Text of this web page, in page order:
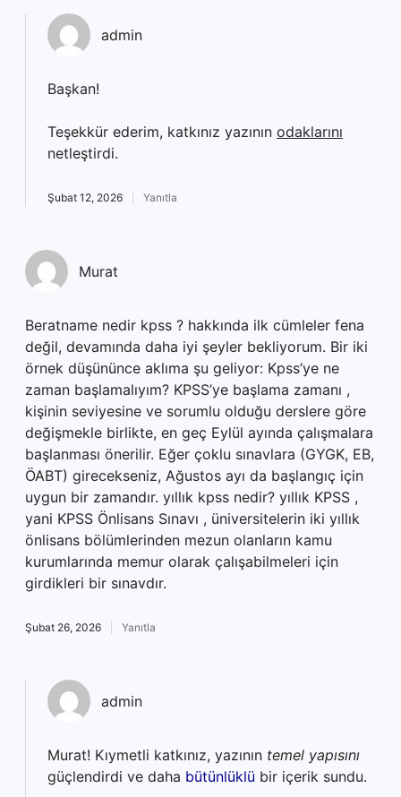
admin
Başkan!
Teşekkür ederim, katkınız yazının odaklarını
netleştirdi.
Şubat 12, 2026 Yanıtla
Murat
Beratname nedir kpss ? hakkında ilk cümleler fena
değil, devamında daha iyi şeyler bekliyorum. Bir iki
örnek düşününce aklıma şu geliyor: Kpss’ye ne
zaman başlamalıyım? KPSS’ye başlama zamanı ,
kişinin seviyesine ve sorumlu olduğu derslere göre
değişmekle birlikte, en geç Eylül ayında çalışmalara
başlanması önerilir. Eğer çoklu sınavlara (GYGK, EB,
ÖABT) girecekseniz, Ağustos ayı da başlangıç için
uygun bir zamandır. yıllık kpss nedir? yıllık KPSS ,
yani KPSS Önlisans Sınavı , üniversitelerin iki yıllık
önlisans bölümlerinden mezun olanların kamu
kurumlarında memur olarak çalışabilmeleri için
girdikleri bir sınavdır.
Şubat 26, 2026 Yanıtla
admin
Murat! Kıymetli katkınız, yazının temel yapısını
güçlendirdi ve daha bütünlüklü bir içerik sundu.